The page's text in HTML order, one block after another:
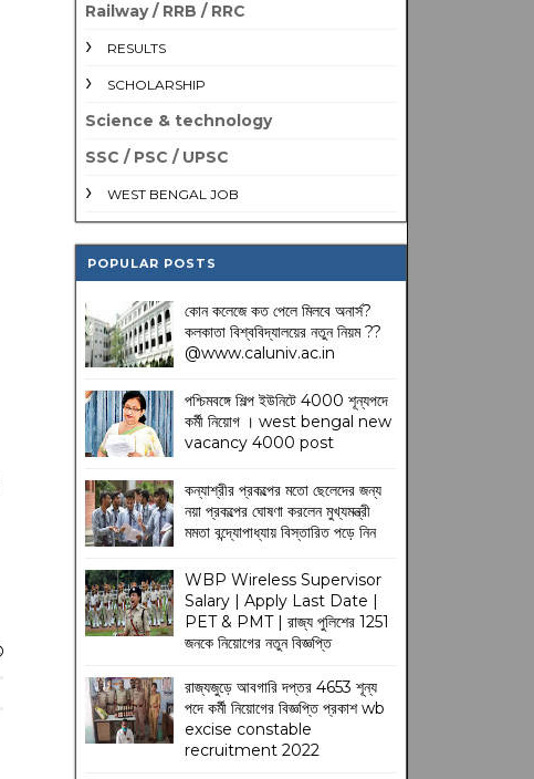
Railway / RRB / RRC
RESULTS
SCHOLARSHIP
Science & technology
SSC / PSC / UPSC
WEST BENGAL JOB
POPULAR POSTS
কোন কলেজে কত পেলে মিলবে অনার্স?
কলকাতা বিশ্ববিদ্যালয়ের নতুন নিয়ম??
@www.caluniv.ac.in
পশ্চিমবঙ্গে শিল্প ইউনিটে 4000 শূন্যপদে
কর্মী নিয়োগ । west bengal new
vacancy 4000 post
কন্যাশ্রীর প্রকল্পের মতো ছেলেদের জন্য
নয়া প্রকল্পের ঘোষণা করলেন মুখ্যমন্ত্রী
মমতা বন্দ্যোপাধ্যায় বিস্তারিত পড়ে নিন
WBP Wireless Supervisor
Salary | Apply Last Date |
PET & PMT | রাজ্য পুলিশের 1251
জনকে নিয়োগের নতুন বিজ্ঞপ্তি
রাজ্যজুড়ে আবগারি দপ্তর 4653 শূন্য
পদে কর্মী নিয়োগের বিজ্ঞপ্তি প্রকাশ wb
excise constable
recruitment 2022